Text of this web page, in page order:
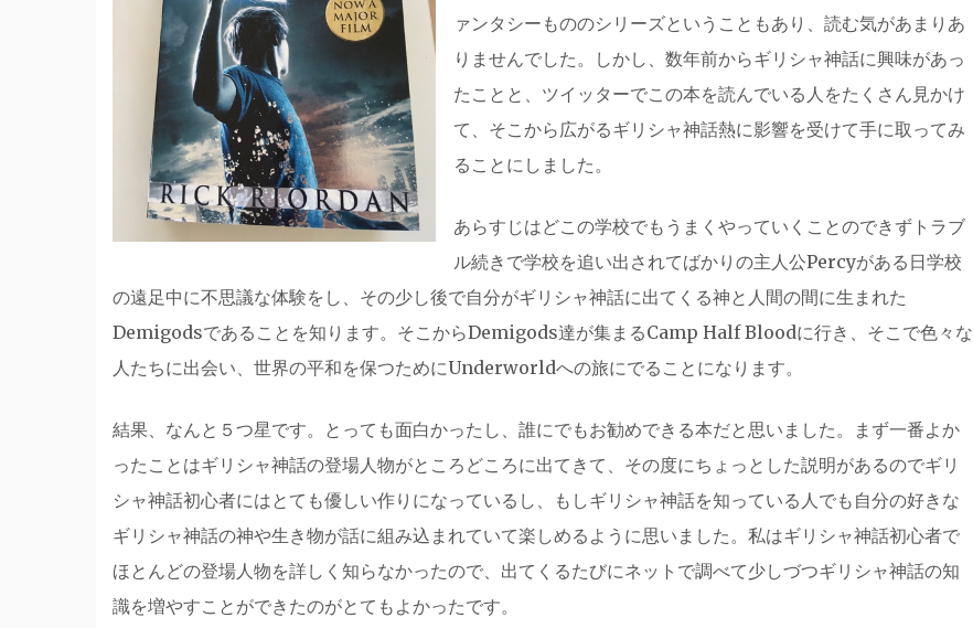
ァンタシーもののシリーズということもあり、読む気があまりあ
りませんでした。しかし、数年前からギリシャ神話に興味があっ
たことと、ツイッターでこの本を読んでいる人をたくさん見かけ
て、そこから広がるギリシャ神話熱に影響を受けて手に取ってみ
ることにしました。
あらすじはどこの学校でもうまくやっていくことのできずトラブ
ル続きで学校を追い出されてばかりの主人公Percyがある日学校
の遠足中に不思議な体験をし、その少し後で自分がギリシャ神話に出てくる神と人間の間に生まれた
Demigodsであることを知ります。そこからDemigods達が集まるCamp Half Bloodに行き、そこで色々な
人たちに出会い、世界の平和を保つためにUnderworldへの旅にでることになります。
結果、なんと５つ星です。とっても面白かったし、誰にでもお勧めできる本だと思いました。まず一番よか
ったことはギリシャ神話の登場人物がところどころに出てきて、その度にちょっとした説明があるのでギリ
シャ神話初心者にはとても優しい作りになっているし、もしギリシャ神話を知っている人でも自分の好きな
ギリシャ神話の神や生き物が話に組み込まれていて楽しめるように思いました。私はギリシャ神話初心者で
ほとんどの登場人物を詳しく知らなかったので、出てくるたびにネットで調べて少しづつギリシャ神話の知
識を増やすことができたのがとてもよかったです。